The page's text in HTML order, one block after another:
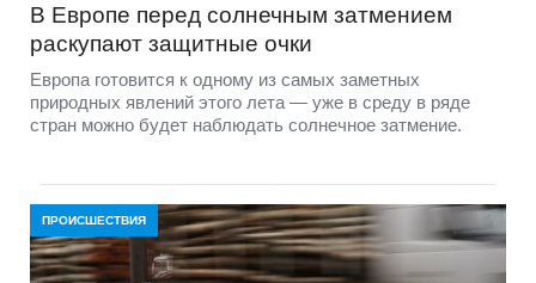
В Европе перед солнечным затмением
раскупают защитные очки
Европа готовится к одному из самых заметных
природных явлений этого лета — уже в среду в ряде
стран можно будет наблюдать солнечное затмение.
ПРОИСШЕСТВИЯ